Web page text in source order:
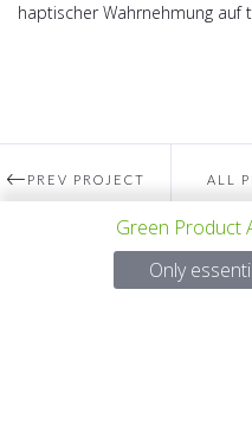
haptischer Wahrnehmung auf
PREV PROJECT ALL
Green Product
Only